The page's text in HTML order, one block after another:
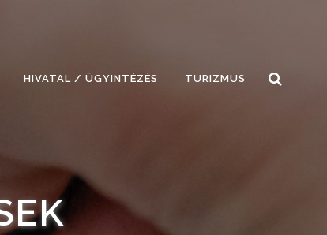
HIVATAL / ÜGYINTÉZÉS TURIZMUS